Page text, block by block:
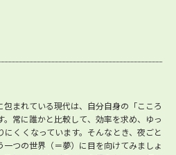
まれている現代は、自分自身の「こころ
常に誰かと比較して、効率を求め、ゆっ
くくなっています。そんなとき、夜ごと
つの世界（＝夢）に目を向けてみましょ